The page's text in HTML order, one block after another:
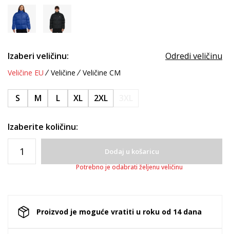
Izaberi veličinu: Odredi veličinu
Veličine EU Veličine Veličine CM
S M L XL 2XL
Izaberite količinu:
Dodaj u košaricu
Potrebno je odabrati željenu veličinu
Proizvod je moguće vratiti u roku od 14 dana